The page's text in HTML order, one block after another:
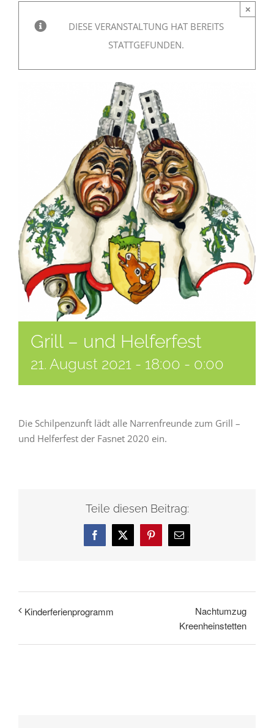
DIESE VERANSTALTUNG HAT BEREITS
STATTGEFUNDEN.
×
Grill – und Helferfest
21. August 2021 - 18:00 - 0:00
Die Schilpenzunft lädt alle Narrenfreunde zum Grill –
und Helferfest der Fasnet 2020 ein.
Teile diesen Beitrag:
Facebook
X Pinterest
E-
Mail
Kinderferienprogramm
Nachtumzug
Kreenheinstetten